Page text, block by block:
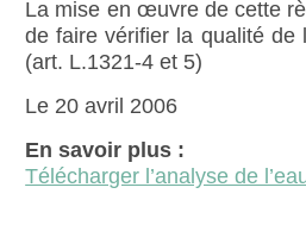
La mise en œuvre de cette
de faire vérifier la qualité de
(art. L.1321-4 et 5)
Le 20 avril 2006
En savoir plus :
Télécharger l’analyse de